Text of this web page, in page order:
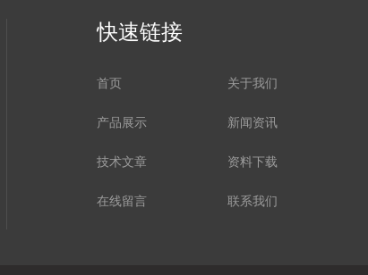
快速链接
首页 关于我们
产品展示 新闻资讯
技术文章 资料下载
在线留言 联系我们